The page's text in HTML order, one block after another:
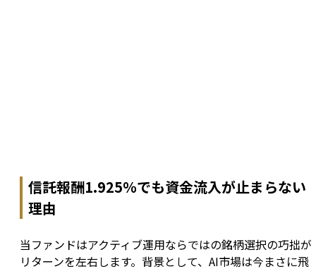
信託報酬1.925％でも資金流入が止まらない
理由
当ファンドはアクティブ運用ならではの銘柄選択の巧拙が
リターンを左右します。背景として、AI市場は今まさに飛